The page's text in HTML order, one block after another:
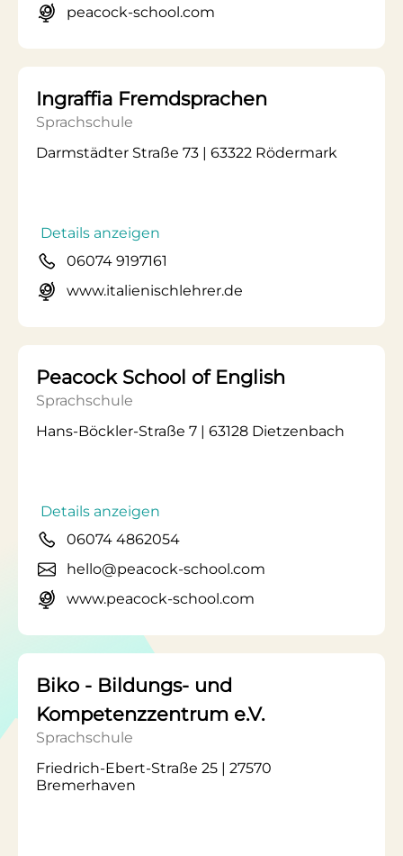
peacock-school.com
Ingraffia Fremdsprachen
Sprachschule
Darmstädter Straße 73 | 63322 Rödermark
Details anzeigen
06074 9197161
www.italienischlehrer.de
Peacock School of English
Sprachschule
Hans-Böckler-Straße 7 | 63128 Dietzenbach
Details anzeigen
06074 4862054
hello@peacock-school.com
www.peacock-school.com
Biko - Bildungs- und
Kompetenzzentrum e.V.
Sprachschule
Friedrich-Ebert-Straße 25 | 27570
Bremerhaven